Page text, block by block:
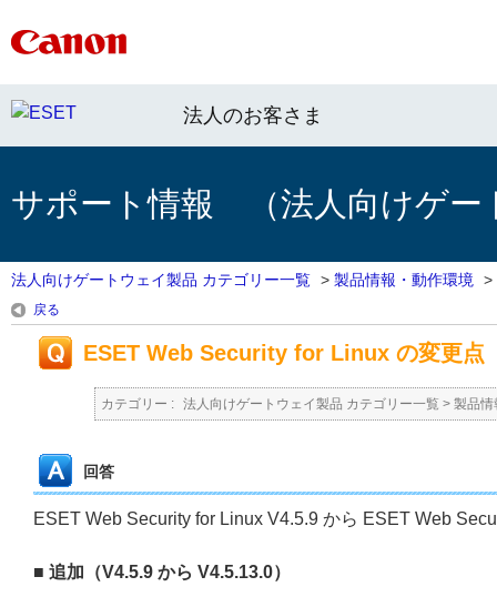
法人のお客さま
サポート情報 （法人向けゲー
法人向けゲートウェイ製品 カテゴリー一覧 > 製品情報・動作環境 >
戻る
ESET Web Security for Linux の変更点
カテゴリー : 法人向けゲートウェイ製品 カテゴリー一覧 > 製品情
回答
ESET Web Security for Linux V4.5.9 から ESET Web
■ 追加（V4.5.9 から V4.5.13.0）